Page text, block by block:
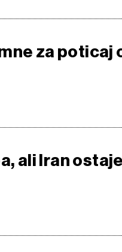
za poticaj
ali Iran